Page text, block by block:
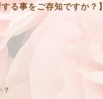
る事をご存知ですか？】